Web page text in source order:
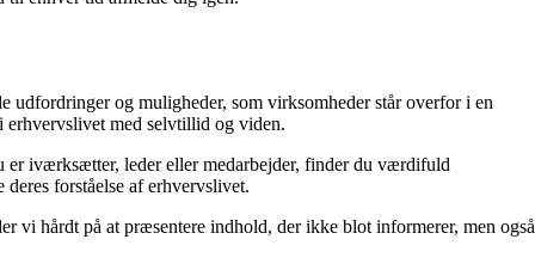
og muligheder, som virksomheder står overfor i en
erhvervslivet med selvtillid og viden.
er iværksætter, leder eller medarbejder, finder du værdifuld
forståelse af erhvervslivet.
hårdt på at præsentere indhold, der ikke blot informerer, men også